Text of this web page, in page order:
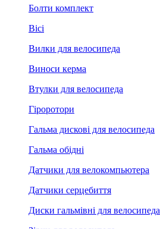
Болти комплект
Вісі
Вилки для велосипеда
Виноси керма
Втулки для велосипеда
Гіроротори
Гальма дискові для велосипеда
Гальма обідні
Датчики для велокомпьютера
Датчики серцебиття
Диски гальмівні для велосипеда